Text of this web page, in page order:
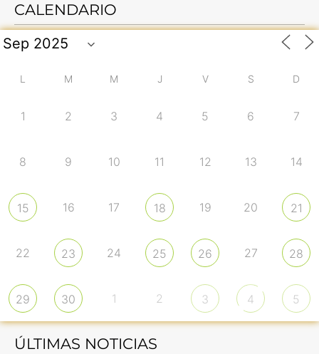
CALENDARIO
L M M J V S D
1 2 3 4 5 6 7
8 9 10 11 12 13 14
15 16 17 18 19 20 21
22 23 24 25 26 27 28
29 30 1 2 3 4 5
ÚLTIMAS NOTICIAS